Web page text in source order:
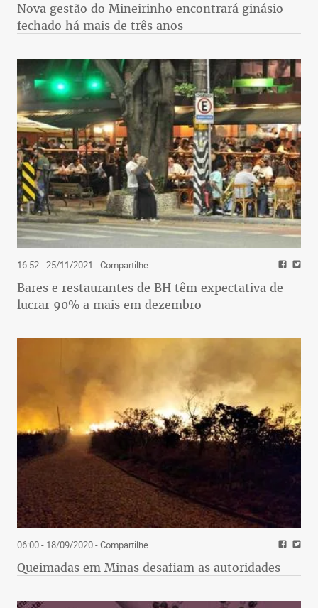
Nova gestão do Mineirinho encontrará ginásio
fechado há mais de três anos
16:52 - 25/11/2021 - Compartilhe
Bares e restaurantes de BH têm expectativa de
lucrar 90% a mais em dezembro
06:00 - 18/09/2020- Compartilhe
Queimadas em Minas desafiam as autoridades